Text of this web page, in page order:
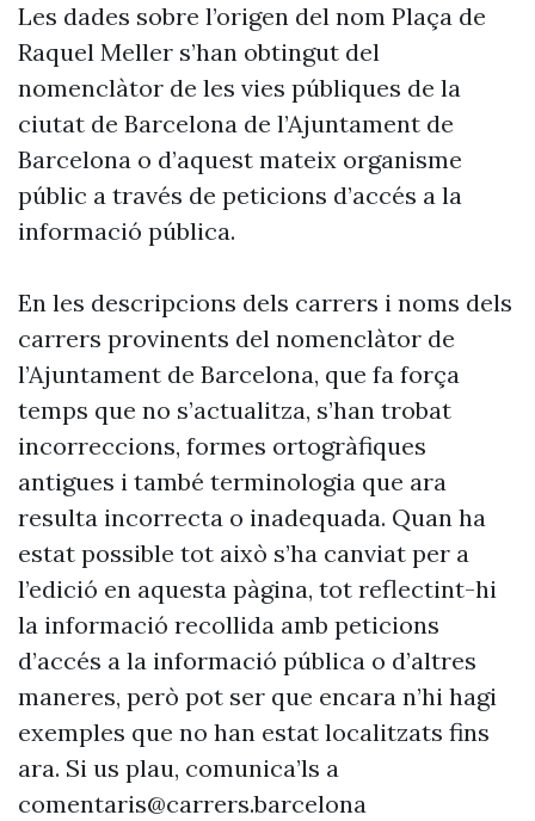
Les dades sobre l’origen del nom Plaça de
Raquel Meller s’han obtingut del
nomenclàtor de les vies públiques de la
ciutat de Barcelona de l’Ajuntament de
Barcelona o d’aquest mateix organisme
públic a través de peticions d’accés a la
informació pública.
En les descripcions dels carrers i noms dels
carrers provinents del nomenclàtor de
l’Ajuntament de Barcelona, que fa força
temps que no s’actualitza, s’han trobat
incorreccions, formes ortogràfiques
antigues i també terminologia que ara
resulta incorrecta o inadequada. Quan ha
estat possible tot això s’ha canviat per a
l’edició en aquesta pàgina, tot reflectint-hi
la informació recollida amb peticions
d’accés a la informació pública o d’altres
maneres, però pot ser que encara n’hi hagi
exemples que no han estat localitzats fins
ara. Si us plau, comunica’ls a
comentaris@carrers.barcelona